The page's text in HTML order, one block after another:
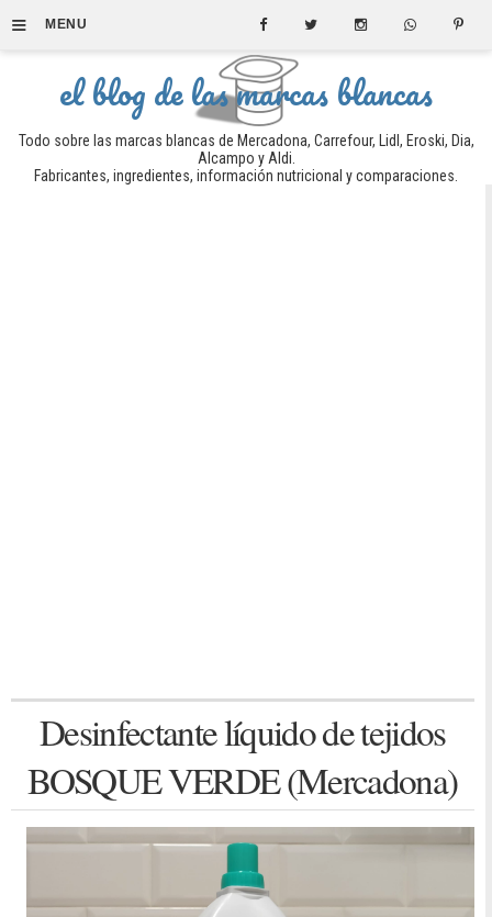
≡ MENU
el blog de las marcas blancas
Todo sobre las marcas blancas de Mercadona, Carrefour, Lidl, Eroski, Dia,
Alcampo y Aldi.
Fabricantes, ingredientes, información nutricional y comparaciones.
Desinfectante líquido de tejidos
BOSQUE VERDE (Mercadona)